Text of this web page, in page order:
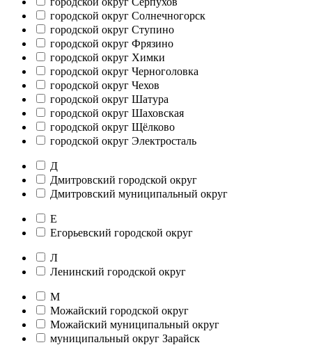
городской округ Солнечногорск
городской округ Ступино
городской округ Фрязино
городской округ Химки
городской округ Черноголовка
городской округ Чехов
городской округ Шатура
городской округ Шаховская
городской округ Щёлково
городской округ Электросталь
Д
Дмитровский городской округ
Дмитровский муниципальный округ
Е
Егорьевский городской округ
Л
Ленинский городской округ
М
Можайский городской округ
Можайский муниципальный округ
муниципальный округ Зарайск